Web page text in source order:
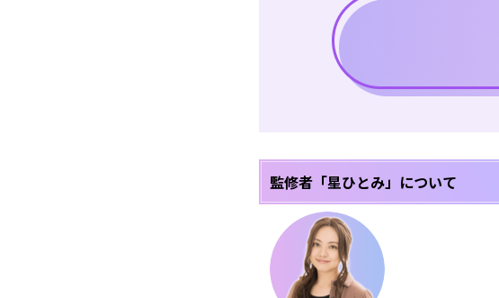
監修者「星ひとみ」について